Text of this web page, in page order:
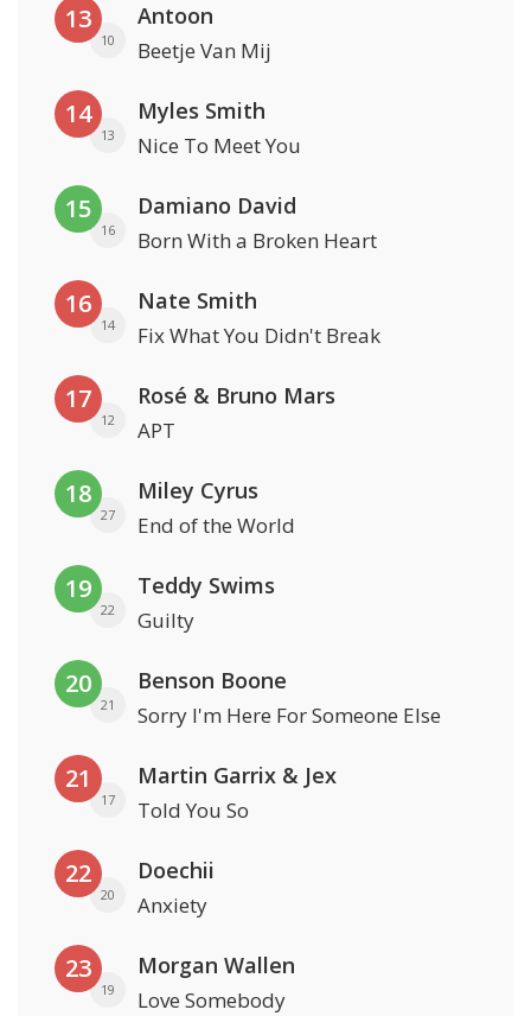
13
10
Antoon
Beetje Van Mij
14
13
Myles Smith
Nice To Meet You
15
16
Damiano David
Born With a Broken Heart
16
14
Nate Smith
Fix What You Didn't Break
17
12
Rosé & Bruno Mars
APT
18
27
Miley Cyrus
End of the World
19
22
Teddy Swims
Guilty
20
21
Benson Boone
Sorry I'm Here For Someone Else
21
17
Martin Garrix & Jex
Told You So
22
20
Doechii
Anxiety
23
19
Morgan Wallen
Love Somebody